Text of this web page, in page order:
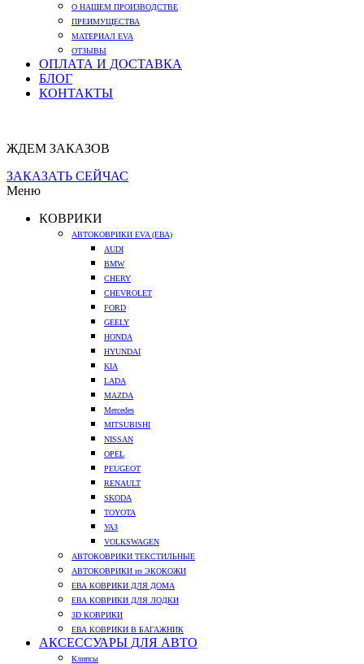
О НАШЕМ ПРОИЗВОДСТВЕ
ПРЕИМУЩЕСТВА
МАТЕРИАЛ EVA
ОТЗЫВЫ
ОПЛАТА И ДОСТАВКА
БЛОГ
КОНТАКТЫ
ЖДЕМ ЗАКАЗОВ
ЗАКАЗАТЬ СЕЙЧАС
Меню
КОВРИКИ
АВТОКОВРИКИ EVA (ЕВА)
AUDI
BMW
CHERY
CHEVROLET
FORD
GEELY
HONDA
HYUNDAI
KIA
LADA
MAZDA
Mercedes
MITSUBISHI
NISSAN
OPEL
PEUGEOT
RENAULT
SKODA
TOYOTA
УАЗ
VOLKSWAGEN
АВТОКОВРИКИ ТЕКСТИЛЬНЫЕ
АВТОКОВРИКИ из ЭКОКОЖИ
ЕВА КОВРИКИ ДЛЯ ДОМА
ЕВА КОВРИКИ ДЛЯ ЛОДКИ
3D КОВРИКИ
ЕВА КОВРИКИ В БАГАЖНИК
АКСЕССУАРЫ ДЛЯ АВТО
Клипсы